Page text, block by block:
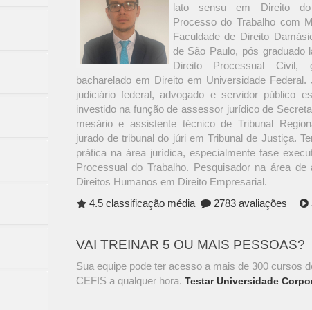
lato sensu em Direito
Processo do Trabalho com
Faculdade de Direito
de São Paulo, pós graduado
Direito Processual Civil,
bacharelado em Direito em Universidade Federal.
judiciário federal, advogado e servidor público
investido na função de assessor jurídico de
mesário e assistente técnico de Tribunal
jurado de tribunal do júri em Tribunal de Justiça.
prática na área jurídica, especialmente fase
Processual do Trabalho. Pesquisador na área de
Direitos Humanos em Direito Empresarial.
4.5 classificação média
2783 avaliações
VAI TREINAR 5 OU MAIS PESSOAS?
Sua equipe pode ter acesso a mais de 300 cursos
CEFIS a qualquer hora.Testar Universidade